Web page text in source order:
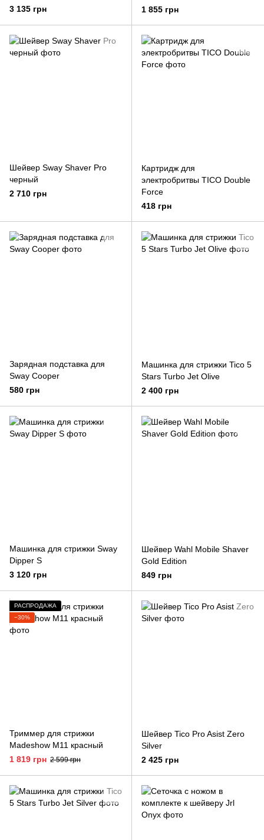
3 135 грн 1 855 грн
Шейвер Sway Shaver Pro
черный
2 710 грн
Картридж для
электробритвы TICO Double
Force
418 грн
Зарядная подставка для
Sway Cooper
580 грн
Машинка для стрижки Tico 5
Stars Turbo Jet Olive
2 400 грн
Машинка для стрижки Sway
Dipper S
3 120 грн
Шейвер Wahl Mobile Shaver
Gold Edition
849 грн
РАСПРОДАЖА
−30%
Триммер для стрижки
Madeshow M11 красный
1 819 грн 2 599 грн
Шейвер Tico Pro Asist Zero
Silver
2 425 грн